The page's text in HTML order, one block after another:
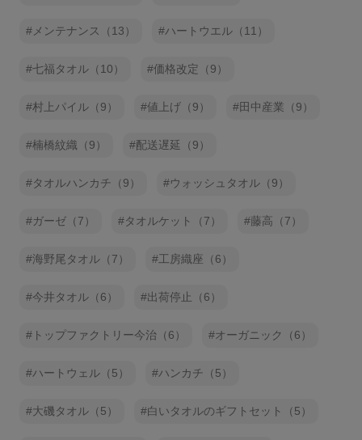
メンテナンス（13） ハートウエル（11）
七福タオル（10） 価格改定（9）
村上パイル（9） 値上げ（9） 田中産業（9）
楠橋紋織（9） 配送遅延（9）
タオルハンカチ（9） ウォッシュタオル（9）
ガーゼ（7） タオルケット（7） 藤高（7）
海野尾タオル（7） 工房織座（6）
今井タオル（6） 出荷停止（6）
トップファクトリー今治（6） オーガニック（6）
ハートウェル（5） ハンカチ（5）
大磯タオル（5） 白いタオルのギフトセット（5）